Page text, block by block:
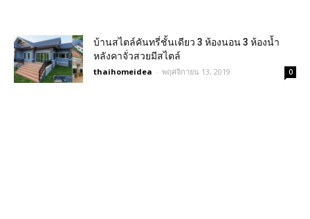
บ้านสไตล์คันทรี่ชั้นเดียว 3 ห้องนอน 3 ห้องน้ำ
หลังคาจั่วสวยมีสไตล์
thaihomeidea - พฤศจิกายน 13, 2019 0